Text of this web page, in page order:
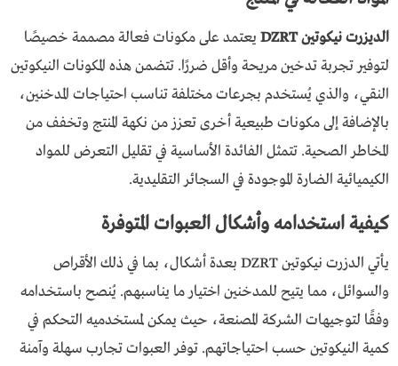
الديزرت نيكوتين DZRT
يعتمد على مكونات فعالة مصممة خصيصًا
لتوفير تجربة تدخين مريحة وأقل ضررًا. تتضمن هذه المكونات النيكوتين
النقي، والذي يُستخدم بجرعات مختلفة تناسب احتياجات المدخنين،
بالإضافة إلى مكونات طبيعية أخرى تعزز من نكهة المنتج وتخفف من
المخاطر الصحية. تتمثل الفائدة الأساسية في تقليل التعرض للمواد
الكيميائية الضارة الموجودة في السجائر التقليدية.
كيفية استخدامه وأشكال العبوات المتوفرة
يأتي الدزرت نيكوتين DZRT بعدة أشكال، بما في ذلك الأقراص
والسوائل، مما يتيح للمدخنين اختيار ما يناسبهم. يُنصح باستخدامه
وفقًا لتوجيهات الشركة المصنعة، حيث يمكن لمستخدميه التحكم في
كمية النيكوتين حسب احتياجاتهم. توفر العبوات تجارب سهلة وآمنة